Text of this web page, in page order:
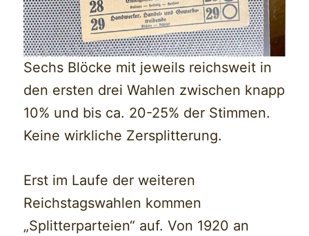
Sechs Blöcke mit jeweils reichsweit in
den ersten drei Wahlen zwischen knapp
10% und bis ca. 20-25% der Stimmen.
Keine wirkliche Zersplitterung.
Erst im Laufe der weiteren
Reichstagswahlen kommen
„Splitterparteien“ auf. Von 1920 an